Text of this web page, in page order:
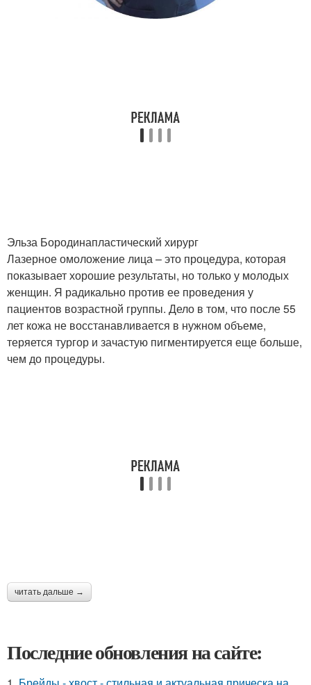
Эльза Бородинапластический хирург
Лазерное омоложение лица – это процедура, которая
показывает хорошие результаты, но только у молодых
женщин. Я радикально против ее проведения у
пациентов возрастной группы. Дело в том, что после 55
лет кожа не восстанавливается в нужном объеме,
теряется тургор и зачастую пигментируется еще больше,
чем до процедуры.
читать дальше →
Последние обновления на сайте: